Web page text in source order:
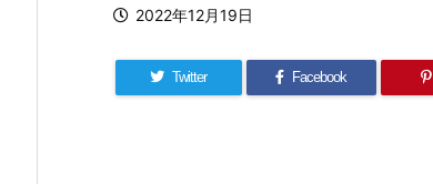
2022年12月19日
Twitter Facebook